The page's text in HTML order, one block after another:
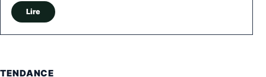
Lire
TENDANCE